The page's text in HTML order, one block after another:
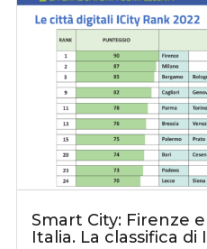
Smart City: Firenze
Italia. La classifica di